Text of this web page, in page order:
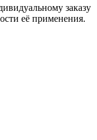
заказу
её применения.